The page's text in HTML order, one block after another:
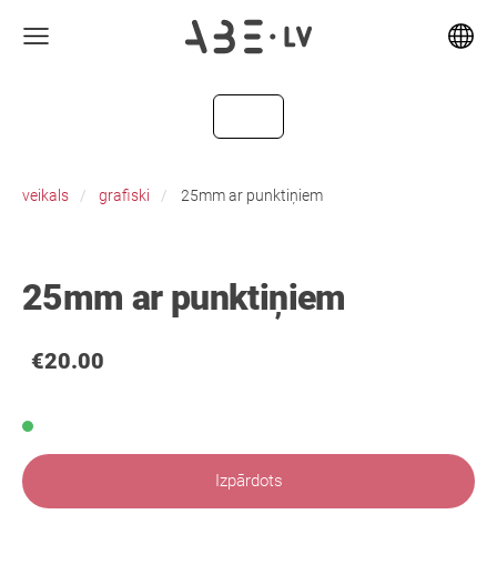
veikals grafiski 25mm ar punktiņiem
25mm ar punktiņiem
€20.00
Izpārdots